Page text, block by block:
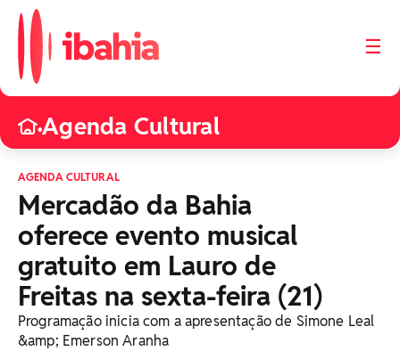
☰
•Agenda Cultural
AGENDA CULTURAL
Mercadão da Bahia
oferece evento musical
gratuito em Lauro de
Freitas na sexta-feira (21)
Programação inicia com a apresentação de Simone Leal
&amp; Emerson Aranha